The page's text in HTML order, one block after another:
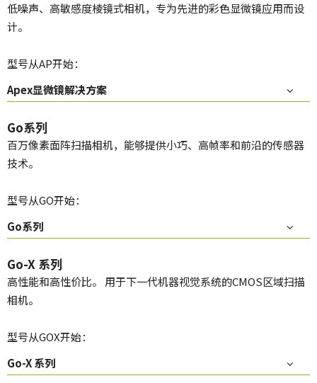
低噪声、高敏感度棱镜式相机，专为先进的彩色显微镜应用而设
计。
型号从AP开始：
Apex显微镜解决方案
Go系列
百万像素面阵扫描相机，能够提供小巧、高帧率和前沿的传感器
技术。
型号从GO开始：
Go系列
Go-X 系列
高性能和高性价比。 用于下一代机器视觉系统的CMOS区域扫描
相机。
型号从GOX开始：
Go-X 系列